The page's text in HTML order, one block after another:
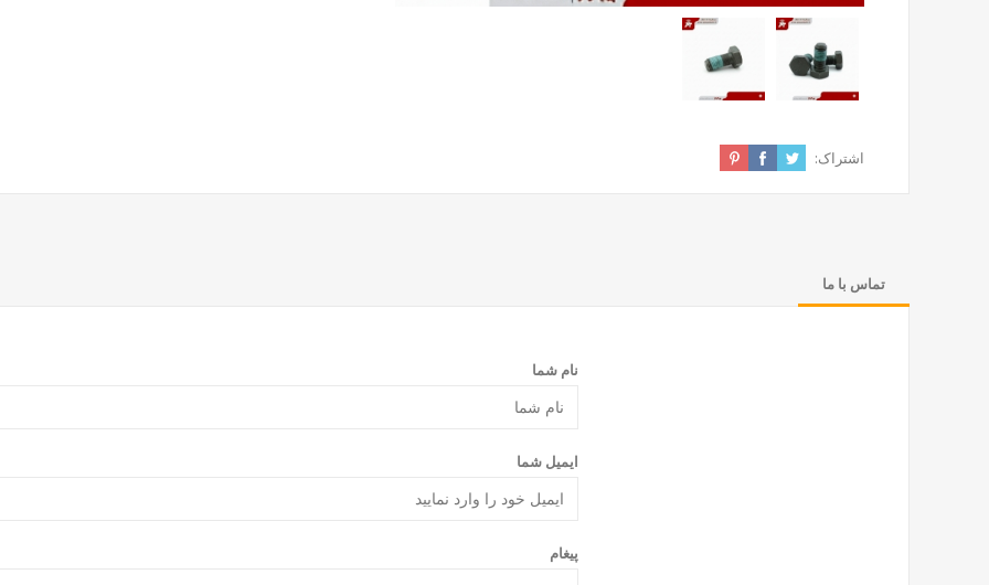
اشتراک:
تماس با ما
نام شما
ایمیل شما
پیغام